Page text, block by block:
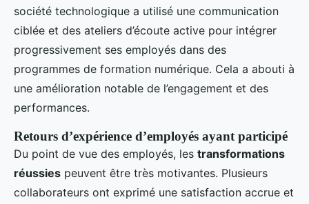
société technologique a utilisé une communication
ciblée et des ateliers d’écoute active pour intégrer
progressivement ses employés dans des
programmes de formation numérique. Cela a abouti à
une amélioration notable de l’engagement et des
performances.
Retours d’expérience d’employés ayant participé
Du point de vue des employés, les transformations
réussies peuvent être très motivantes. Plusieurs
collaborateurs ont exprimé une satisfaction accrue et